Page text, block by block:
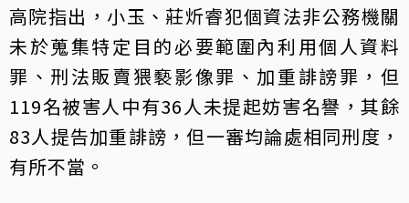
高院指出，小玉、莊炘睿犯個資法非公務機關
未於蒐集特定目的必要範圍內利用個人資料
罪、刑法販賣猥褻影像罪、加重誹謗罪，但
119名被害人中有36人未提起妨害名譽，其餘
83人提告加重誹謗，但一審均論處相同刑度，
有所不當。